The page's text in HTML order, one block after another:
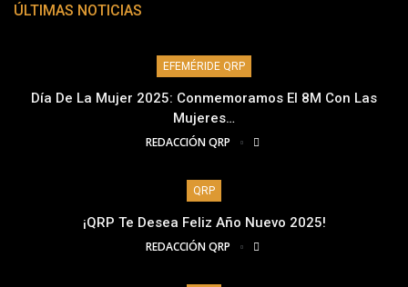
ÚLTIMAS NOTICIAS
EFEMÉRIDE QRP
Día De La Mujer 2025: Conmemoramos El 8M Con Las
Mujeres…
REDACCIÓN QRP
QRP
¡QRP Te Desea Feliz Año Nuevo 2025!
REDACCIÓN QRP